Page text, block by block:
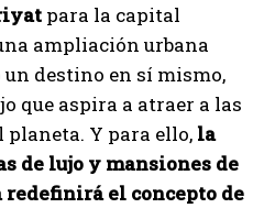
para la capital
ampliación urbana
un destino en sí mismo,
que aspira a atraer a las
Y para ello, la
de lujo y mansiones de
el concepto de